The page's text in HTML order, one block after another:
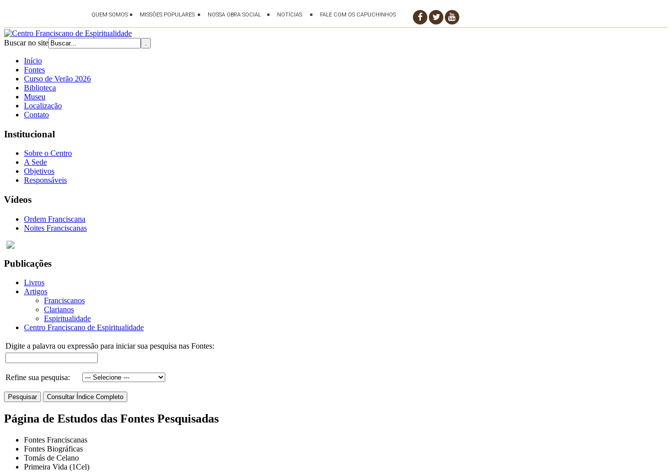
Buscar no site
Início
Fontes
Curso de Verão 2026
Biblioteca
Museu
Localização
Contato
Institucional
Sobre o Centro
A Sede
Objetivos
Responsáveis
Vídeos
Ordem Franciscana
Noites Franciscanas
Publicações
Livros
Artigos
Franciscanos
Clarianos
Espiritualidade
Centro Franciscano de Espiritualidade
Digite a palavra ou expressão para iniciar sua pesquisa nas Fontes:
Refine sua pesquisa:
Página de Estudos das Fontes Pesquisadas
Fontes Franciscanas
Fontes Biográficas
Tomás de Celano
Primeira Vida (1Cel)